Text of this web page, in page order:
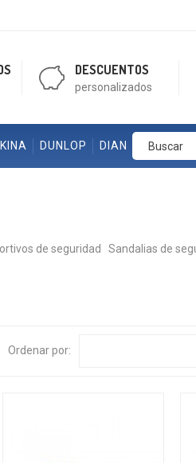
DESCUENTOS
personalizados
DUNLOP DIAN
de seguridad Sandalias de
Ordenar por: